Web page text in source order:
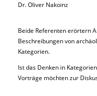
Dr. Oliver Nakoinz
Beide Referenten erörtern
Beschreibungen von
Kategorien.
Ist das Denken in
Vorträge möchten zur